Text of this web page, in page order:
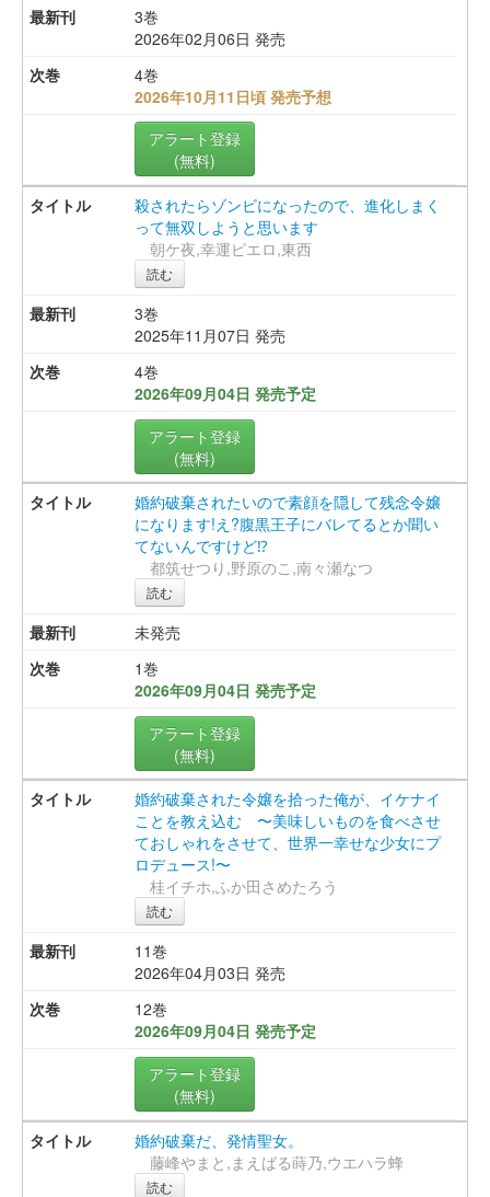
3巻
2026年02月06日 発売
4巻
2026年10月11日頃 発売予想
アラート登録
(無料)
殺されたらゾンビになったので、進化しまく
って無双しようと思います
朝ケ夜,幸運ピエロ,東西
読む
3巻
2025年11月07日 発売
4巻
2026年09月04日 発売予定
アラート登録
(無料)
婚約破棄されたいので素顔を隠して残念令嬢
になります!え?腹黒王子にバレてるとか聞い
てないんですけど⁉︎
都筑せつり,野原のこ,南々瀬なつ
読む
未発売
1巻
2026年09月04日 発売予定
アラート登録
(無料)
婚約破棄された令嬢を拾った俺が、イケナイ
ことを教え込む 〜美味しいものを食べさせ
ておしゃれをさせて、世界一幸せな少女にプ
ロデュース!〜
桂イチホ,ふか田さめたろう
読む
11巻
2026年04月03日 発売
12巻
2026年09月04日 発売予定
アラート登録
(無料)
婚約破棄だ、発情聖女。
藤峰やまと,まえばる蒔乃,ウエハラ蜂
読む